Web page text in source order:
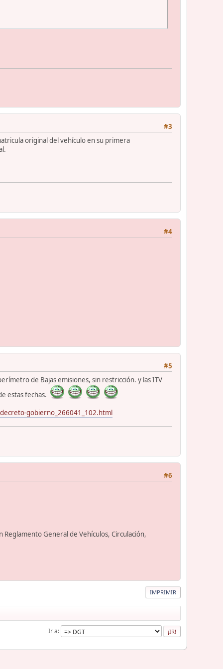
#3
original del vehículo en su primera
#4
#5
de Bajas emisiones, sin restricción. y las ITV
estas fechas.
gobierno_266041_102.html
#6
General de Vehículos, Circulación,
IMPRIMIR
Ir a